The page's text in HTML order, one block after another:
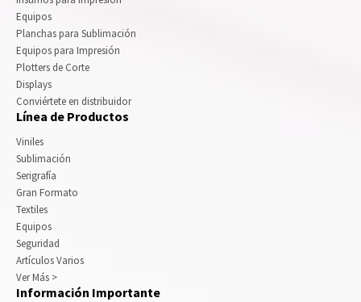
Equipos
Planchas para Sublimación
Equipos para Impresión
Plotters de Corte
Displays
Conviértete en distribuidor
Línea de Productos
Viniles
Sublimación
Serigrafía
Gran Formato
Textiles
Equipos
Seguridad
Artículos Varios
Ver Más >
Información Importante